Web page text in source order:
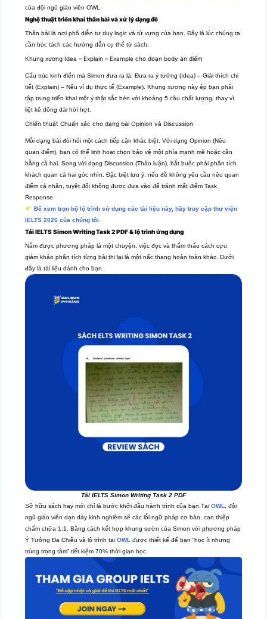
của đội ngũ giáo viên OWL.
Nghệ thuật triển khai thân bài và xử lý dạng đề
Thân bài là nơi phô diễn tư duy logic và từ vựng của bạn. Đây là lúc chúng ta
cần bóc tách các hướng dẫn cụ thể từ sách.
Khung xương Idea – Explain – Example cho đoạn body ăn điểm
Cấu trúc kinh điển mà Simon đưa ra là: Đưa ra ý tưởng (Idea) – Giải thích chi
tiết (Explain) – Nêu ví dụ thực tế (Example). Khung xương này ép bạn phải
tập trung triển khai một ý thật sắc bén với khoảng 5 câu chất lượng, thay vì
liệt kê dông dài hời hợt.
Chiến thuật Chuẩn xác cho dạng bài Opinion và Discussion
Mỗi dạng bài đòi hỏi một cách tiếp cận khác biệt. Với dạng Opinion (Nêu
quan điểm), bạn có thể linh hoạt chọn bảo vệ một phía mạnh mẽ hoặc cân
bằng cả hai. Song với dạng Discussion (Thảo luận), bắt buộc phải phân tích
khách quan cả hai góc nhìn. Đặc biệt lưu ý: nếu đề không yêu cầu nêu quan
điểm cá nhân, tuyệt đối không được đưa vào để tránh mất điểm Task
Response.
Để xem trọn bộ lộ trình sử dụng các tài liệu này, hãy truy cập thư viện
IELTS 2026 của chúng tôi.
Tải IELTS Simon Writing Task 2 PDF & lộ trình ứng dụng
Nắm được phương pháp là một chuyện, việc đọc và thẩm thấu cách cựu
giám khảo phân tích từng bài thi lại là một nấc thang hoàn toàn khác. Dưới
đây là tài liệu dành cho bạn.
Tải IELTS Simon Writing Task 2 PDF
Sở hữu sách hay mới chỉ là bước khởi đầu hành trình của bạn.TạiOWL
, đội
ngũ giáo viên dạn dày kinh nghiệm sẽ các lỗi ngữ pháp cơ bản, can thiệp
chấm chữa 1:1. Bằng cách kết hợp khung sườn của Simon với phương pháp
Ý Tưởng Đa Chiều và lộ trình tạiOWL được thiết kế để bạn “học ít nhưng
trúng trọng tâm” tiết kiệm 70% thời gian học.